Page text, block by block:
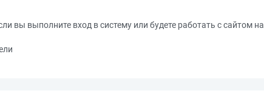
вы выполните вход в систему или будете работать с сайтом на